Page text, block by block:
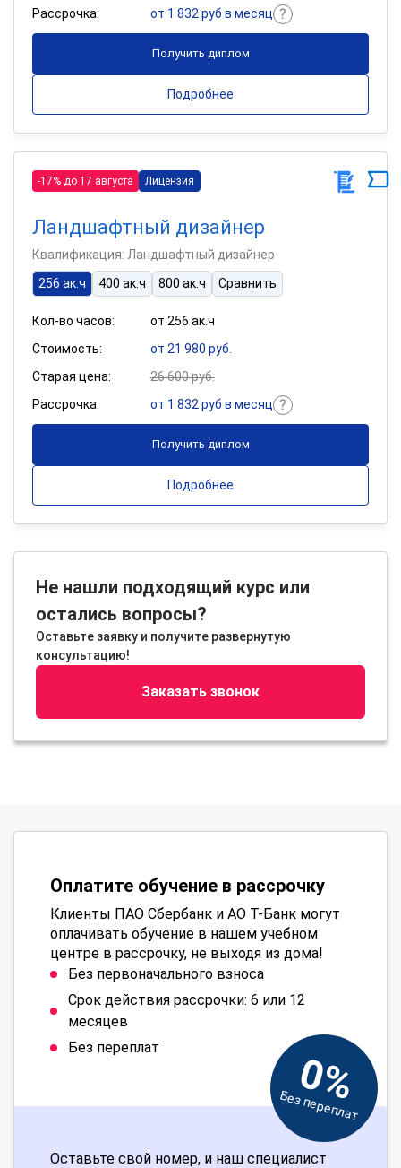
Рассрочка: от 1 832 руб в месяц
Получить диплом
Подробнее
-17% до 17 августа Лицензия
Ландшафтный дизайнер
Квалификация: Ландшафтный дизайнер
256 ак.ч
400 ак.ч 800 ак.ч Сравнить
Кол-во часов:
от 256 ак.ч
Стоимость:
от 21 980 руб.
Старая цена:
26 600 руб.
Рассрочка:
от 1 832 руб в месяц
Получить диплом
Подробнее
Не нашли подходящий курс или
остались вопросы?
Оставьте заявку и получите развернутую
консультацию!
Заказать звонок
Оплатите обучение в рассрочку
Клиенты ПАО Сбербанк и АО Т-Банк могут
оплачивать обучение в нашем учебном
центре в рассрочку, не выходя из дома!
Без первоначального взноса
Срок действия рассрочки: 6 или 12
месяцев
Без переплат
0%
Без переплат
Оставьте свой номер, и наш специалист